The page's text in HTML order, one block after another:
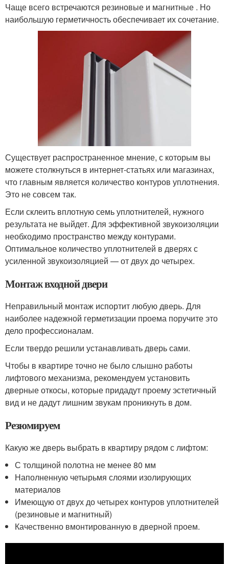
Чаще всего встречаются резиновые и магнитные . Но
наибольшую герметичность обеспечивает их сочетание.
Существует распространенное мнение, с которым вы
можете столкнуться в интернет-статьях или магазинах,
что главным является количество контуров уплотнения.
Это не совсем так.
Если склеить вплотную семь уплотнителей, нужного
результата не выйдет. Для эффективной звукоизоляции
необходимо пространство между контурами.
Оптимальное количество уплотнителей в дверях с
усиленной звукоизоляцией — от двух до четырех.
Монтаж входной двери
Неправильный монтаж испортит любую дверь. Для
наиболее надежной герметизации проема поручите это
дело профессионалам.
Если твердо решили устанавливать дверь сами.
Чтобы в квартире точно не было слышно работы
лифтового механизма, рекомендуем установить
дверные откосы, которые придадут проему эстетичный
вид и не дадут лишним звукам проникнуть в дом.
Резюмируем
Какую же дверь выбрать в квартиру рядом с лифтом:
С толщиной полотна не менее 80 мм
Наполненную четырьмя слоями изолирующих
материалов
Имеющую от двух до четырех контуров уплотнителей
(резиновые и магнитный)
Качественно вмонтированную в дверной проем.